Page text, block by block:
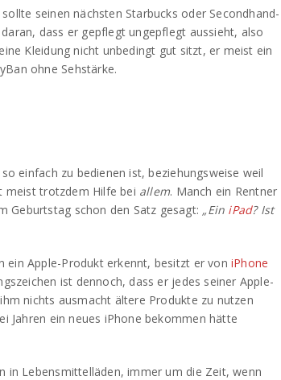
seinen nächsten Starbucks oder Secondhand-
dass er gepflegt ungepflegt aussieht, also
Kleidung nicht unbedingt gut sitzt, er meist ein
ohne Sehstärke.
einfach zu bedienen ist, beziehungsweise weil
meist trotzdem Hilfe bei allem. Manch ein Rentner
Geburtstag schon den Satz gesagt: „Ein iPad? Ist
ein Apple-Produkt erkennt, besitzt er voniPhone
ist dennoch, dass er jedes seiner Apple-
nichts ausmacht ältere Produkte zu nutzen
Jahren ein neues iPhone bekommen hätte
in Lebensmittelläden, immer um die Zeit, wenn